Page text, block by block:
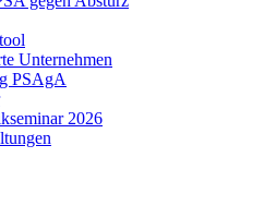
Unternehmen
PSAgA
2026